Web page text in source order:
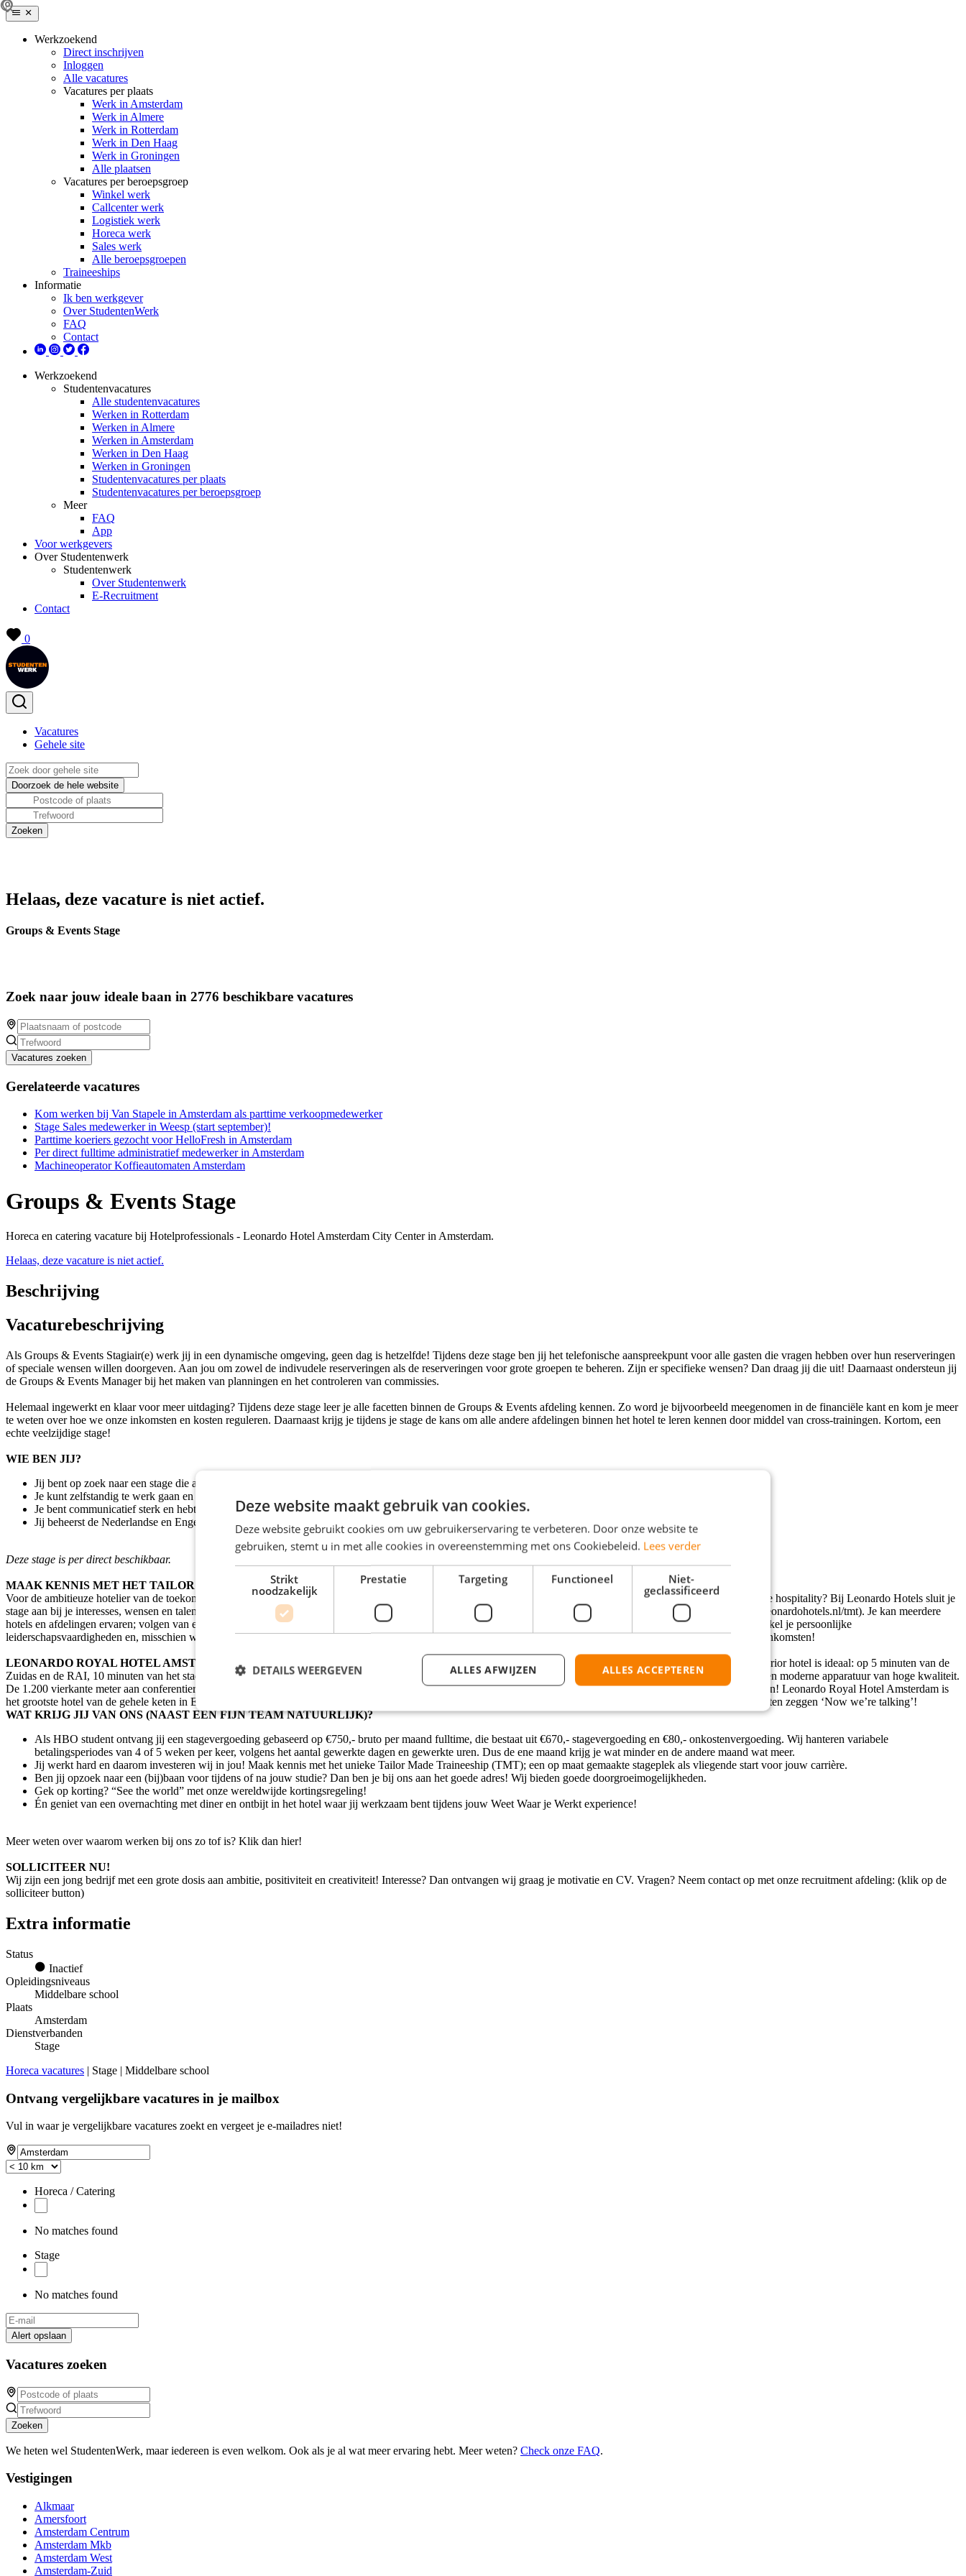
Werkzoekend
Direct inschrijven
Inloggen
Alle vacatures
Vacatures per plaats
Werk in Amsterdam
Werk in Almere
Werk in Rotterdam
Werk in Den Haag
Werk in Groningen
Alle plaatsen
Vacatures per beroepsgroep
Winkel werk
Callcenter werk
Logistiek werk
Horeca werk
Sales werk
Alle beroepsgroepen
Traineeships
Informatie
Ik ben werkgever
Over StudentenWerk
FAQ
Contact
Werkzoekend
Studentenvacatures
Alle studentenvacatures
Werken in Rotterdam
Werken in Almere
Werken in Amsterdam
Werken in Den Haag
Werken in Groningen
Studentenvacatures per plaats
Studentenvacatures per beroepsgroep
Meer
FAQ
App
Voor werkgevers
Over Studentenwerk
Studentenwerk
Over Studentenwerk
E-Recruitment
Contact
0
Vacatures
Gehele site
Helaas, deze vacature is niet actief.
Groups & Events Stage
Zoek naar jouw ideale baan in 2776 beschikbare vacatures
Vacatures zoeken
Gerelateerde vacatures
Kom werken bij Van Stapele in Amsterdam als parttime verkoopmedewerker
Stage Sales medewerker in Weesp (start september)!
Parttime koeriers gezocht voor HelloFresh in Amsterdam
Per direct fulltime administratief medewerker in Amsterdam
Machineoperator Koffieautomaten Amsterdam
Groups & Events Stage
Horeca en catering vacature bij Hotelprofessionals - Leonardo Hotel Amsterdam City Center in Amsterdam.
Helaas, deze vacature is niet actief.
Beschrijving
Vacaturebeschrijving
Als Groups & Events Stagiair(e) werk jij in een dynamische omgeving, geen dag is hetzelfde! Tijdens deze stage ben jij het telefonische aanspreekpunt voor alle gasten die vragen hebben over hun reserveringen
of speciale wensen willen doorgeven. Aan jou om zowel de indivudele reserveringen als de reserveringen voor grote groepen te beheren. Zijn er specifieke wensen? Dan draag jij die uit! Daarnaast ondersteun jij
de Groups & Events Manager bij het maken van planningen en het controleren van commissies.
Helemaal ingewerkt en klaar voor meer uitdaging? Tijdens deze stage leer je alle facetten binnen de Groups & Events afdeling kennen. Zo word je bijvoorbeeld meegenomen in de financiële kant en kom je meer
te weten over hoe we onze inkomsten en kosten reguleren. Daarnaast krijg je tijdens je stage de kans om alle andere afdelingen binnen het hotel te leren kennen door middel van cross-trainingen. Kortom, een
echte veelzijdige stage!
WIE BEN JIJ?
Jij bent op zoek naar een stage die aansluit bij jouw opleiding.
Je kunt zelfstandig te werk gaan en hebt een pro-actieve houding.
Je bent communicatief sterk en hebt oog voor detail.
Jij beheerst de Nederlandse en Engelse taal uitstekend, zowel in spraak als in schrift.
Deze stage is per direct beschikbaar.
MAAK KENNIS MET HET TAILOR MADE TRAINEESHIP
Voor de ambitieuze hotelier van de toekomst is het Tailor Made Traineeship (TMT) bij Leonardo Hotels the place to be! Zie jij je stage als het begin van een carrière in de hospitality? Bij Leonardo Hotels sluit je
stage aan bij je interesses, wensen en talenten. Als trainee, ongeacht de afdeling of hotel, word je automatisch ingeschreven voor het TMT-programma (www.werkenbijleonardohotels.nl/tmt). Je kan meerdere
hotels en afdelingen ervaren; volgen van expertsessies in onderwerpen als Marketing en Finance; gemotiveerd en gecoacht worden doorjouw persoonlijke coach; ontwikkel je persoonlijke
leiderschapsvaardigheden en, misschien wel het belangrijkste, leer alle andere HBO-stagiaires kennen door middel van onze georganiseerde TMT-lessen en sociale bijeenkomsten!
LEONARDO ROYAL HOTEL AMSTERDAMHet nieuwste hotel van onze keten bevindt zich direct aan metrostation Overamstel. De ligging van dit 4 sterren superior hotel is ideaal: op 5 minuten van de
Zuidas en de RAI, 10 minuten van het stadscentrum en 20 minuten van Schiphol Airport. Het hotel heeft 18 verdiepingen en 490 kamers met een fris, innovatief design en moderne apparatuur van hoge kwaliteit.
De 1.200 vierkante meter aan conferentieruimte is verdeeld over 11 meeting rooms en een gigantische ballroom; de perfecte locatie voor grote evenementen en congressen! Leonardo Royal Hotel Amsterdam is
het grootste hotel van de gehele keten in Europa. Prachtige uitzichten over de stad en de meest verfijnde smaken in restaurant LEO'S International Flavors maken dat gasten zeggen ‘Now we’re talking’!
WAT KRIJG JIJ VAN ONS (NAAST EEN FIJN TEAM NATUURLIJK)?
Als HBO student ontvang jij een stagevergoeding gebaseerd op €750,- bruto per maand fulltime, die bestaat uit €670,- stagevergoeding en €80,- onkostenvergoeding. Wij hanteren variabele
betalingsperiodes van 4 of 5 weken per keer, volgens het aantal gewerkte dagen en gewerkte uren. Dus de ene maand krijg je wat minder en de andere maand wat meer.
Jij werkt hard en daarom investeren wij in jou! Maak kennis met het unieke Tailor Made Traineeship (TMT); een op maat gemaakte stageplek als vliegende start voor jouw carrière.
Ben jij opzoek naar een (bij)baan voor tijdens of na jouw studie? Dan ben je bij ons aan het goede adres! Wij bieden goede doorgroeimogelijkheden.
Gek op korting? “See the world” met onze wereldwijde kortingsregeling!
Én geniet van een overnachting met diner en ontbijt in het hotel waar jij werkzaam bent tijdens jouw Weet Waar je Werkt experience!
Meer weten over waarom werken bij ons zo tof is? Klik dan hier!
SOLLICITEER NU!
Wij zijn een jong bedrijf met een grote dosis aan ambitie, positiviteit en creativiteit! Interesse? Dan ontvangen wij graag je motivatie en CV. Vragen? Neem contact op met onze recruitment afdeling: (klik op de
solliciteer button)
Extra informatie
Status
Inactief
Opleidingsniveaus
Middelbare school
Plaats
Amsterdam
Dienstverbanden
Stage
Horeca vacatures | Stage | Middelbare school
Ontvang vergelijkbare vacatures in je mailbox
Vul in waar je vergelijkbare vacatures zoekt en vergeet je e-mailadres niet!
Horeca / Catering
No matches found
Stage
No matches found
Alert opslaan
Vacatures zoeken
Zoeken
We heten wel StudentenWerk, maar iedereen is even welkom. Ook als je al wat meer ervaring hebt. Meer weten? Check onze FAQ.
Vestigingen
Alkmaar
Amersfoort
Amsterdam Centrum
Amsterdam Mkb
Amsterdam West
Amsterdam-Zuid
Deze website maakt gebruik van cookies.
Deze website gebruikt cookies om uw gebruikerservaring te verbeteren. Door onze website te
gebruiken, stemt u in met alle cookies in overeenstemming met ons Cookiebeleid. Lees verder
Strikt
noodzakelijk
Prestatie Targeting Functioneel
Niet-
geclassificeerd
ALLES ACCEPTEREN
ALLES AFWIJZEN
DETAILS WEERGEVEN